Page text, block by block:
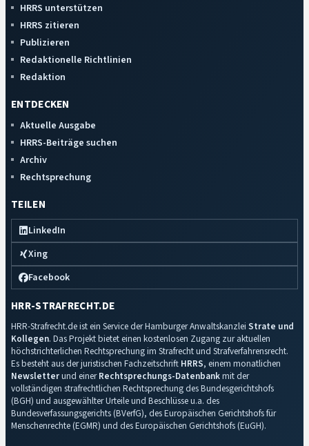
HRRS unterstützen
HRRS zitieren
Publizieren
Redaktionelle Richtlinien
Redaktion
ENTDECKEN
Aktuelle Ausgabe
HRRS-Beiträge suchen
Archiv
Rechtsprechung
TEILEN
LinkedIn
Xing
Facebook
HRR-STRAFRECHT.DE
HRR-Strafrecht.de ist ein Service der Hamburger Anwaltskanzlei Strate und
Kollegen. Das Projekt bietet einen kostenlosen Zugang zur aktuellen
höchstrichterlichen Rechtsprechung im Strafrecht und Strafverfahrensrecht.
Es besteht aus der juristischen Fachzeitschrift HRRS, einem monatlichen
Newsletterund einerRechtsprechungs-Datenbankmit der
vollständigen strafrechtlichen Rechtsprechung des Bundesgerichtshofs
(BGH) und ausgewählter Urteile und Beschlüsse u.a. des
Bundesverfassungsgerichts (BVerfG), des Europäischen Gerichtshofs für
Menschenrechte (EGMR) und des Europäischen Gerichtshofs (EuGH).